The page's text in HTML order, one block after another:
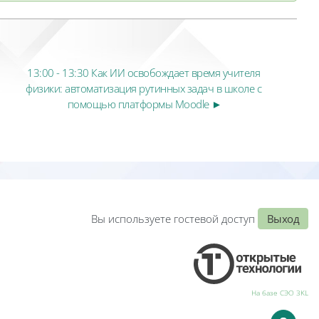
13:00 - 13:30 Как ИИ освобождает время учителя
физики: автоматизация рутинных задач в школе с
помощью платформы Moodle ►
Вы используете гостевой доступ Выход
На базе СЭО 3KL